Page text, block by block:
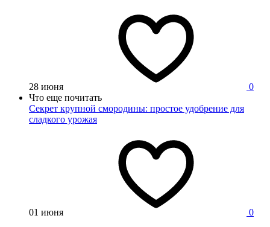
28 июня
0
Что еще почитать
Секрет крупной смородины: простое удобрение для
сладкого урожая
01 июня 0